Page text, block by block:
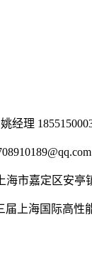
经理
市嘉定区安亭
届上海国际高性